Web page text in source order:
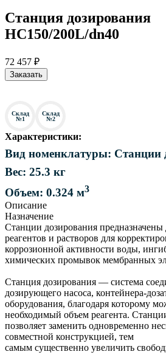
Станция дозирования
HC150/200L/dn40
72 457 ₽
Заказать
Склад
№1
Склад
№2
Характеристики:
Вид номенклатуры: Станции
Вес: 25.3 кг
Объем: 0.324 м3
Описание
Назначение
Станции дозирования
реагентов и растворов для
коррозионной активности воды,
химических промывок мембранных
Станция дозирования — система
дозирующего насоса, контейнера-
оборудования, благодаря которому
необходимый объем реагента.
позволяет заменить одновременно
совместной конструкцией, тем
самым существенно увеличить